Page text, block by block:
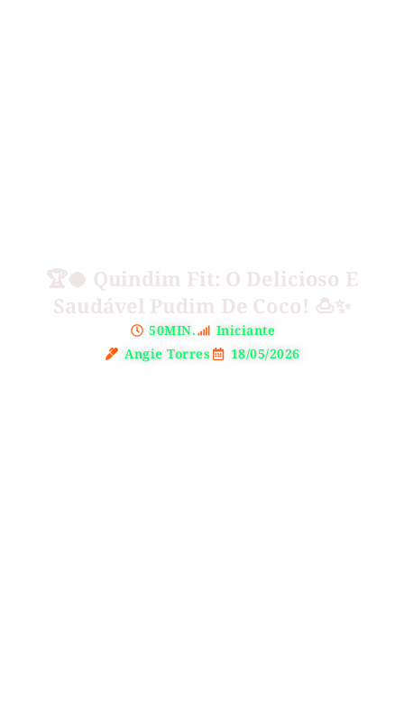
🏆🥥 Quindim Fit: O Delicioso E
Saudável Pudim De Coco! 🍮✨
50MIN.
Iniciante
Angie Torres
18/05/2026